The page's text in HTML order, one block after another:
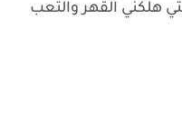
هلكني القهر والتعب